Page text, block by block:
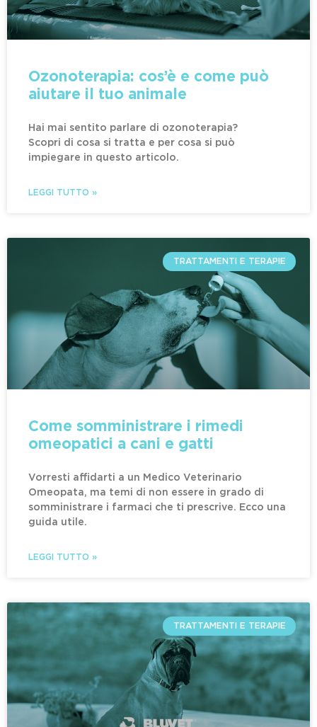
Ozonoterapia: cos’è e come può
aiutare il tuo animale
Hai mai sentito parlare di ozonoterapia?
Scopri di cosa si tratta e per cosa si può
impiegare in questo articolo.
LEGGI TUTTO »
TRATTAMENTI E TERAPIE
Come somministrare i rimedi
omeopatici a cani e gatti
Vorresti affidarti a un Medico Veterinario
Omeopata, ma temi di non essere in grado di
somministrare i farmaci che ti prescrive. Ecco una
guida utile.
LEGGI TUTTO »
TRATTAMENTI E TERAPIE